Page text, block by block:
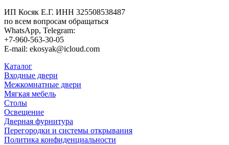
ИП Косяк Е.Г. ИНН 325508538487
по всем вопросам обращаться
WhatsApp, Telegram:
+7-960-563-30-05
E-mail: ekosyak@icloud.com
Каталог
Входные двери
Межкомнатные двери
Мягкая мебель
Столы
Освещение
Дверная фурнитура
Перегородки и системы открывания
Политика конфиденциальности